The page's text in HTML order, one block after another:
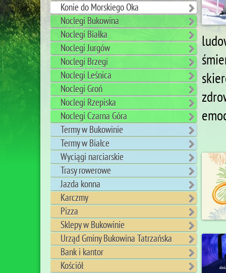
Konie do Morskiego Oka
Noclegi Bukowina
Noclegi Białka
Noclegi Jurgów
Noclegi Brzegi
Noclegi Leśnica
Noclegi Groń
Noclegi Rzepiska
Noclegi Czarna Góra
Termy w Bukowinie
Termy w Białce
Wyciągi narciarskie
Trasy rowerowe
Jazda konna
Karczmy
Pizza
Sklepy w Bukowinie
Urząd Gminy Bukowina Tatrzańska
Bank i kantor
Kościół